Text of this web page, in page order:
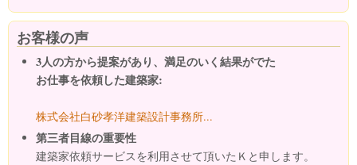
お客様の声
3人の方から提案があり、満足のいく結果がでた
お仕事を依頼した建築家:
株式会社白砂孝洋建築設計事務所...
第三者目線の重要性
建築家依頼サービスを利用させて頂いたＫと申します。